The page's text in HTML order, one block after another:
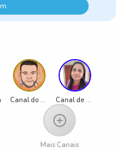
Canal do Pro LG Canal de Alessandra Silva
Mais Canais